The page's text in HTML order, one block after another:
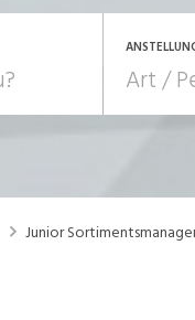
Temporär (befristet)
Human
Junior